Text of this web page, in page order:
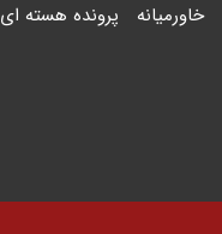
خاورمیانه پرونده هسته ای